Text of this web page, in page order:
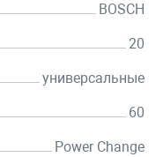
BOSCH
20
универсальные
60
Power Change